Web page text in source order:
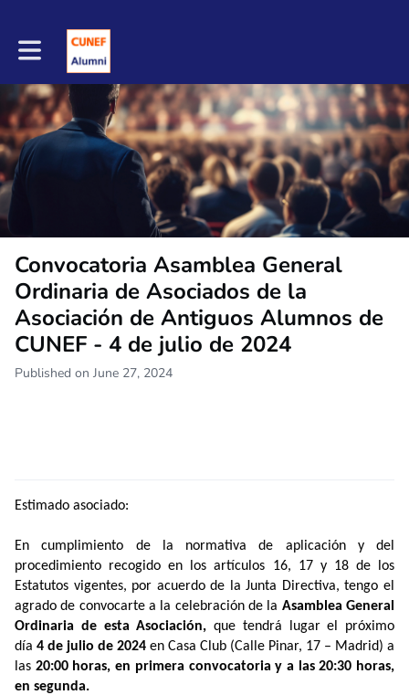
Toggle main navigation
Convocatoria Asamblea General
Ordinaria de Asociados de la
Asociación de Antiguos Alumnos de
CUNEF - 4 de julio de 2024
Published on June 27, 2024
Estimado asociado:
En cumplimiento de la normativa de aplicación y del
procedimiento recogido en los artículos 16, 17 y 18 de los
Estatutos vigentes, por acuerdo de la Junta Directiva, tengo el
agrado de convocarte a la celebración de la Asamblea General
Ordinaria de esta Asociación, que tendrá lugar el próximo
día 4 de julio de 2024 en Casa Club (Calle Pinar, 17 – Madrid) a
las 20:00 horas, en primera convocatoria y a las 20:30 horas,
en segunda.